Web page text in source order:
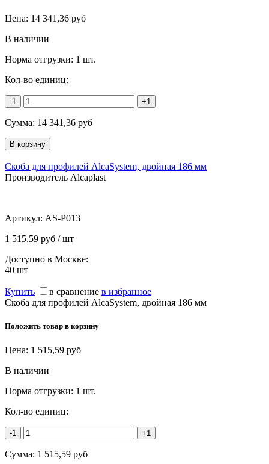
Цена: 14 341,36 руб
В наличии
Норма отгрузки: 1 шт.
Кол-во единиц:
-1 +1
Сумма: 14 341,36 руб
Скоба для профилей AlcaSystem, двойная 186 мм
Производитель Alcaplast
Артикул: AS-P013
1 515,59 руб / шт
Доступно в Москве:
40 шт
Купить в сравнение в избранное
Скоба для профилей AlcaSystem, двойная 186 мм
Положить товар в корзину
Цена: 1 515,59 руб
В наличии
Норма отгрузки: 1 шт.
Кол-во единиц:
-1 +1
Сумма: 1 515,59 руб